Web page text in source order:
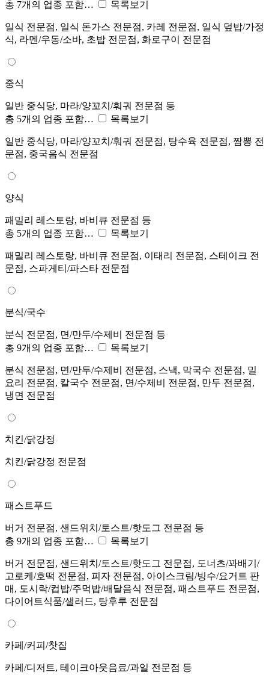
총 7개의 업종 포함… 목록보기
일식 전문점, 일식 돈가스 전문점, 카레 전문점, 일식 덮밥/가정
식, 라멘/우동/소바, 초밥 전문점, 화로구이 전문점
중식
일반 중식당, 마라/양꼬치/훠궈 전문점 등
총 5개의 업종 포함…
목록보기
일반 중식당, 마라/양꼬치/훠궈 전문점, 탕수육 전문점, 짬뽕 전
문점, 중국음식 전문점
양식
패밀리 레스토랑, 바비큐 전문점 등
총 5개의 업종 포함…
목록보기
패밀리 레스토랑, 바비큐 전문점, 이태리 전문점, 스테이크 전
문점, 스파게티/파스타 전문점
분식/국수
분식 전문점, 면/만두/수제비 전문점 등
총 9개의 업종 포함…
목록보기
분식 전문점, 면/만두/수제비 전문점, 스낵, 막국수 전문점, 밀
요리 전문점, 칼국수 전문점, 면/수제비 전문점, 만두 전문점,
냉면 전문점
치킨/닭강정
치킨/닭강정 전문점
패스트푸드
버거 전문점, 샌드위치/토스트/핫도그 전문점 등
총 9개의 업종 포함…
목록보기
버거 전문점, 샌드위치/토스트/핫도그 전문점, 도너츠/꽈배기/
고로케/호떡 전문점, 피자 전문점, 아이스크림/빙수/요거트 판
매, 도시락/컵밥/주먹밥/배달음식 전문점, 패스트푸드 전문점,
다이어트식품/샐러드, 탕후루 전문점
카페/커피/찻집
카페/디저트, 테이크아웃음료/과일 전문점 등